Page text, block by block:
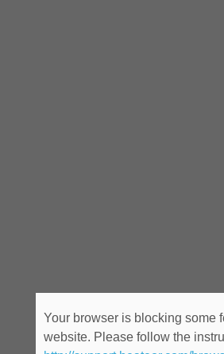
Your browser is blocking some
website. Please follow the